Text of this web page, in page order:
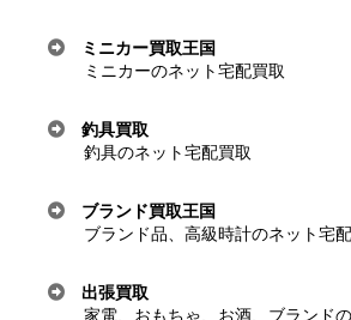
ミニカー買取王国
ミニカーのネット宅配買取
釣具買取
釣具のネット宅配買取
ブランド買取王国
ブランド品、高級時計のネット宅
出張買取
家電、おもちゃ、お酒、ブランド